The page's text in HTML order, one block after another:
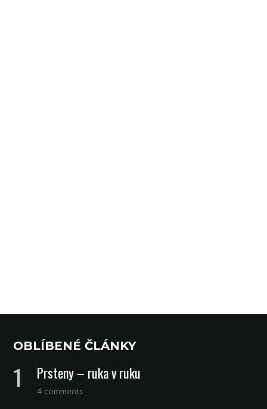
OBLÍBENÉ ČLÁNKY
Prsteny – ruka v ruku
4 comments